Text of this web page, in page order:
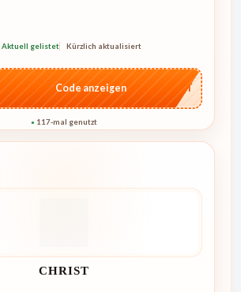
Aktuell gelistet Kürzlich aktualisiert
…CRET
Code anzeigen
● 117-mal genutzt
CHRIST